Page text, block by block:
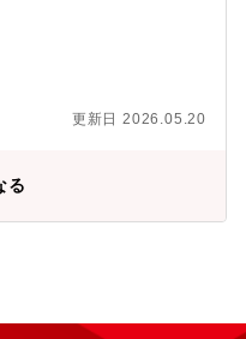
ブグループは時価総額最
気はフラットでマネジメ
、社員同士がコミュニケー
取り組んでいただけます。
払い 能力の充実の状況が
社員が馴染みやすい社
実績）と中途で入社をして
。
当する国内大手金融機関に
、ニーズを把握?当社グルー
リューションを協議・策
ミドル・マーケットCLOな
配属組織】：営業統括部
・アセットやストラクチャ
必要とされる成長分野にフ
きたご自身のプレーヤーと
ズ・ファイナンシャルの
を行う無駄のない少数精鋭
更新日 2026.05.20
る